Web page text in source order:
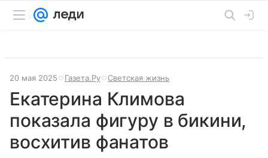
20 мая 2025 Газета.Ру Светская жизнь
Екатерина Климова
показала фигуру в бикини,
восхитив фанатов